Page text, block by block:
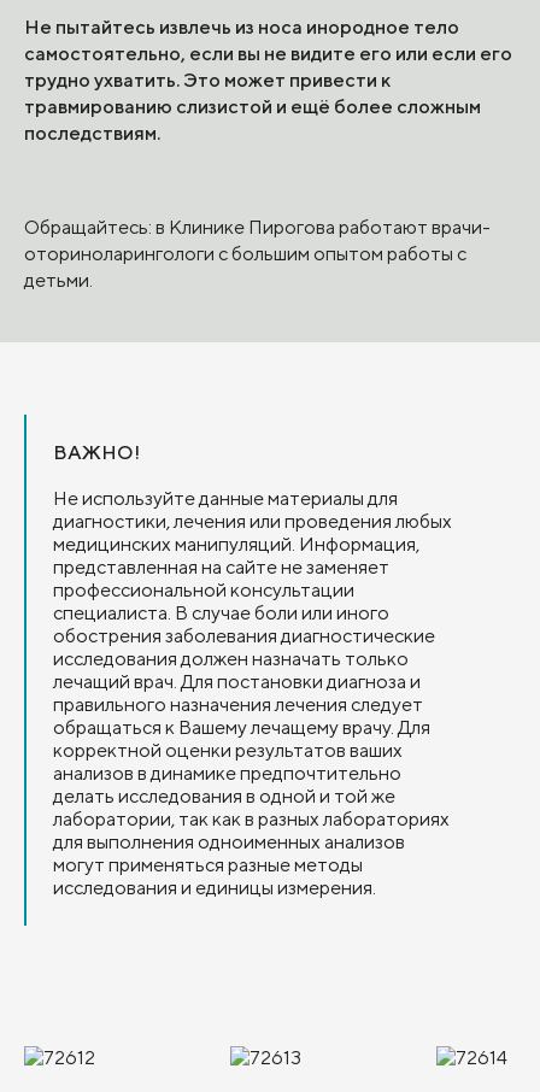
Не пытайтесь извлечь из носа инородное тело
самостоятельно, если вы не видите его или если его
трудно ухватить. Это может привести к
травмированию слизистой и ещё более сложным
последствиям.
Обращайтесь: в Клинике Пирогова работают врачи-
оториноларингологи с большим опытом работы с
детьми.
ВАЖНО!
Не используйте данные материалы для
диагностики, лечения или проведения любых
медицинских манипуляций. Информация,
представленная на сайте не заменяет
профессиональной консультации
специалиста. В случае боли или иного
обострения заболевания диагностические
исследования должен назначать только
лечащий врач. Для постановки диагноза и
правильного назначения лечения следует
обращаться к Вашему лечащему врачу. Для
корректной оценки результатов ваших
анализов в динамике предпочтительно
делать исследования в одной и той же
лаборатории, так как в разных лабораториях
для выполнения одноименных анализов
могут применяться разные методы
исследования и единицы измерения.